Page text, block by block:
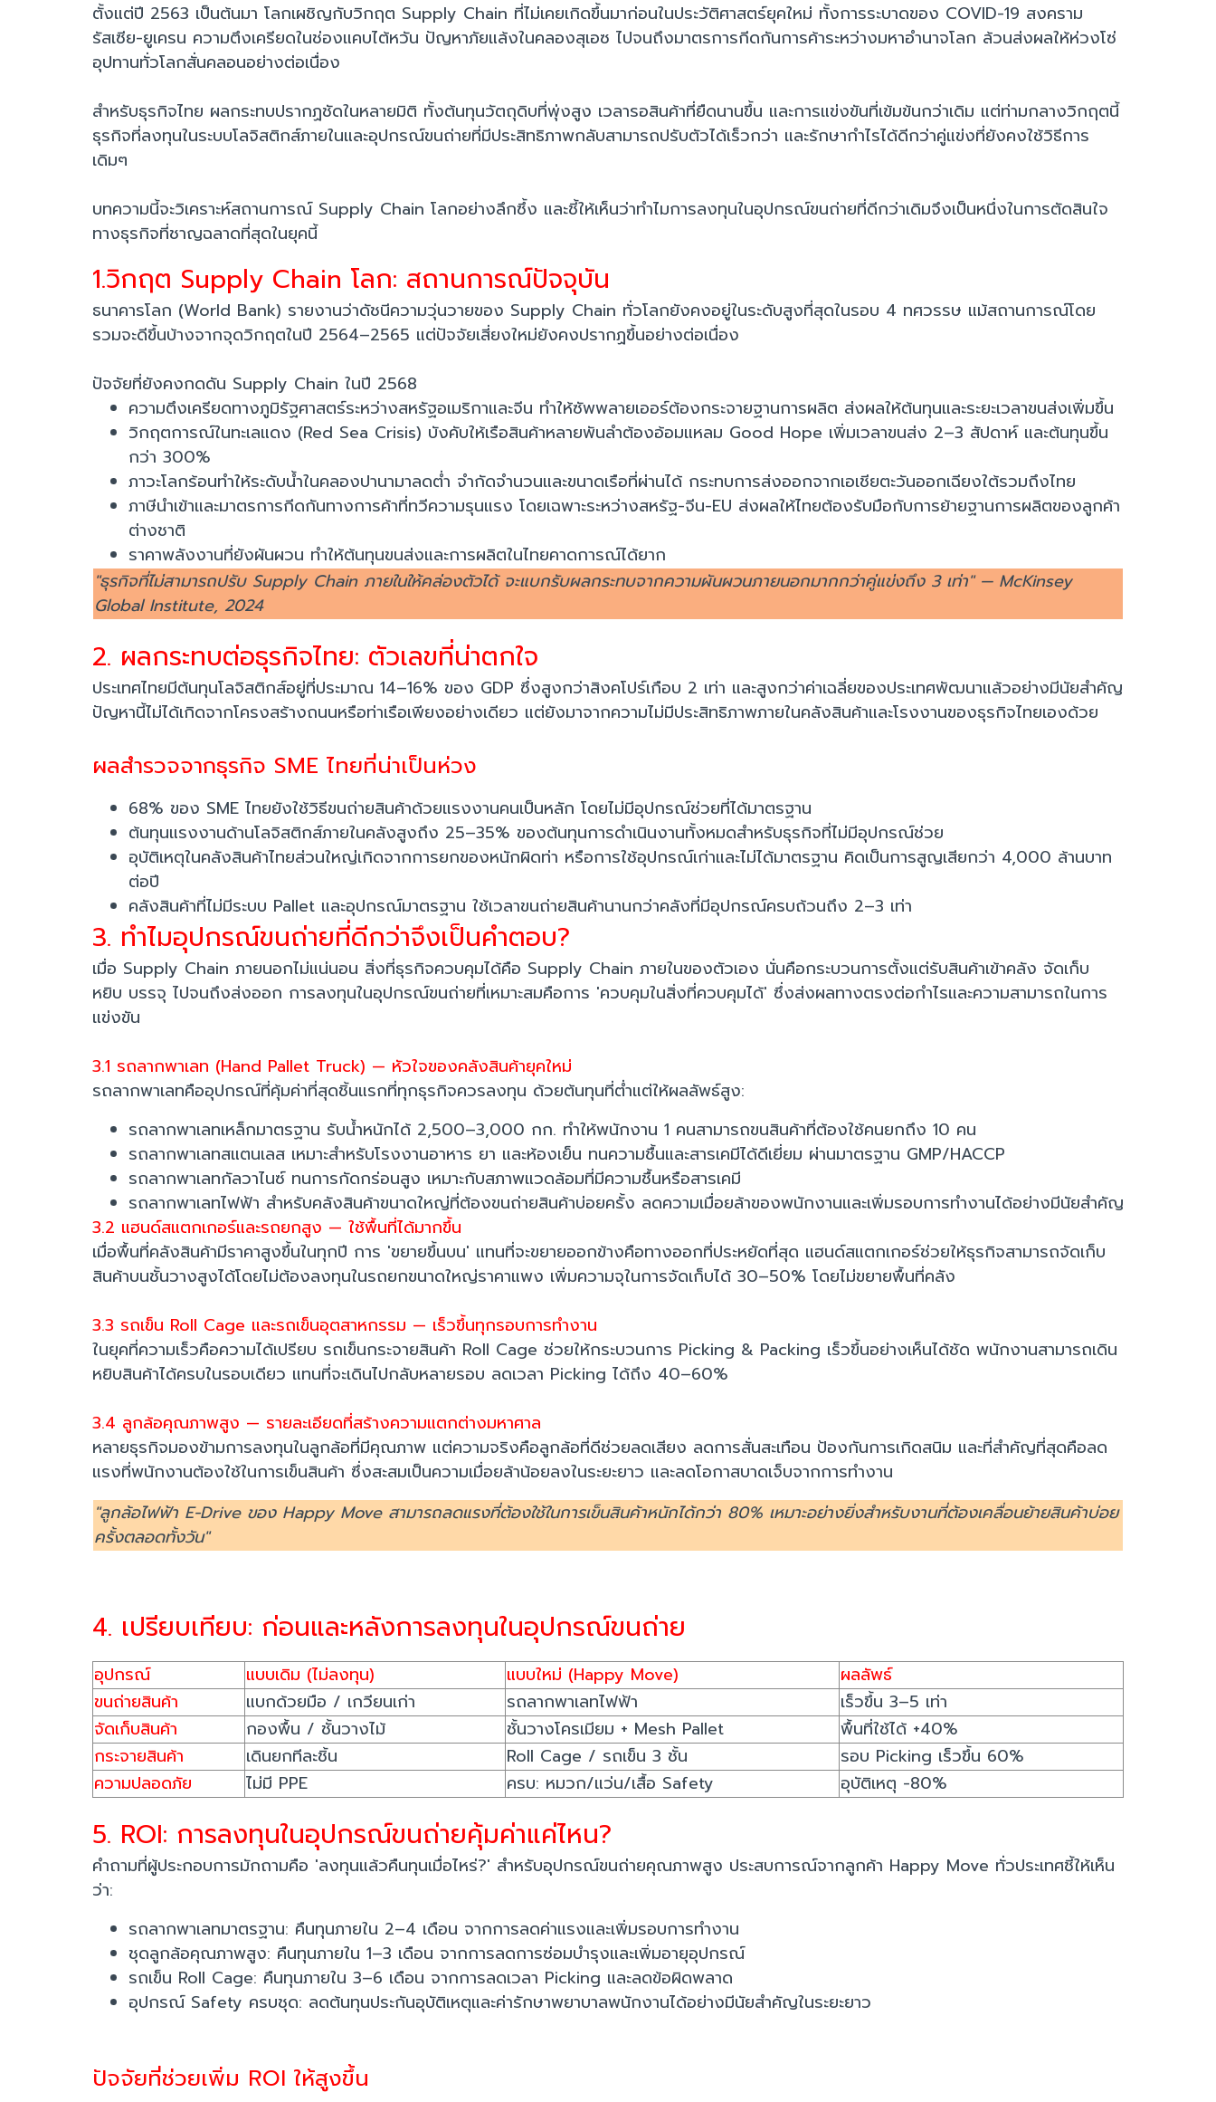
ตั้งแต่ปี 2563 เป็นต้นมา โลกเผชิญกับวิกฤต Supply Chain ที่ไม่เคยเกิดขึ้นมาก่อนในประวัติศาสตร์ยุคใหม่ ทั้งการระบาดของ COVID-19 สงคราม
รัสเซีย-ยูเครน ความตึงเครียดในช่องแคบไต้หวัน ปัญหาภัยแล้งในคลองสุเอซ ไปจนถึงมาตรการกีดกันการค้าระหว่างมหาอำนาจโลก ล้วนส่งผลให้ห่วงโซ่
อุปทานทั่วโลกสั่นคลอนอย่างต่อเนื่อง
สำหรับธุรกิจไทย ผลกระทบปรากฏชัดในหลายมิติ ทั้งต้นทุนวัตถุดิบที่พุ่งสูง เวลารอสินค้าที่ยืดนานขึ้น และการแข่งขันที่เข้มข้นกว่าเดิม แต่ท่ามกลางวิกฤตนี้
ธุรกิจที่ลงทุนในระบบโลจิสติกส์ภายในและอุปกรณ์ขนถ่ายที่มีประสิทธิภาพกลับสามารถปรับตัวได้เร็วกว่า และรักษากำไรได้ดีกว่าคู่แข่งที่ยังคงใช้วิธีการ
เดิมๆ
บทความนี้จะวิเคราะห์สถานการณ์ Supply Chain โลกอย่างลึกซึ้ง และชี้ให้เห็นว่าทำไมการลงทุนในอุปกรณ์ขนถ่ายที่ดีกว่าเดิมจึงเป็นหนึ่งในการตัดสินใจ
ทางธุรกิจที่ชาญฉลาดที่สุดในยุคนี้
1.วิกฤต Supply Chain โลก: สถานการณ์ปัจจุบัน
ธนาคารโลก (World Bank) รายงานว่าดัชนีความวุ่นวายของ Supply Chain ทั่วโลกยังคงอยู่ในระดับสูงที่สุดในรอบ 4 ทศวรรษ แม้สถานการณ์โดย
รวมจะดีขึ้นบ้างจากจุดวิกฤตในปี 2564–2565 แต่ปัจจัยเสี่ยงใหม่ยังคงปรากฏขึ้นอย่างต่อเนื่อง
ปัจจัยที่ยังคงกดดัน Supply Chain ในปี 2568
ความตึงเครียดทางภูมิรัฐศาสตร์ระหว่างสหรัฐอเมริกาและจีน ทำให้ซัพพลายเออร์ต้องกระจายฐานการผลิต ส่งผลให้ต้นทุนและระยะเวลาขนส่งเพิ่มขึ้น
วิกฤตการณ์ในทะเลแดง (Red Sea Crisis) บังคับให้เรือสินค้าหลายพันลำต้องอ้อมแหลม Good Hope เพิ่มเวลาขนส่ง 2–3 สัปดาห์ และต้นทุนขึ้น
กว่า 300%
ภาวะโลกร้อนทำให้ระดับน้ำในคลองปานามาลดต่ำ จำกัดจำนวนและขนาดเรือที่ผ่านได้ กระทบการส่งออกจากเอเชียตะวันออกเฉียงใต้รวมถึงไทย
ภาษีนำเข้าและมาตรการกีดกันทางการค้าที่ทวีความรุนแรง โดยเฉพาะระหว่างสหรัฐ-จีน-EU ส่งผลให้ไทยต้องรับมือกับการย้ายฐานการผลิตของลูกค้า
ต่างชาติ
ราคาพลังงานที่ยังผันผวน ทำให้ต้นทุนขนส่งและการผลิตในไทยคาดการณ์ได้ยาก
"ธุรกิจที่ไม่สามารถปรับ Supply Chain ภายในให้คล่องตัวได้ จะแบกรับผลกระทบจากความผันผวนภายนอกมากกว่าคู่แข่งถึง 3 เท่า" — McKinsey
Global Institute, 2024
2. ผลกระทบต่อธุรกิจไทย: ตัวเลขที่น่าตกใจ
ประเทศไทยมีต้นทุนโลจิสติกส์อยู่ที่ประมาณ 14–16% ของ GDP ซึ่งสูงกว่าสิงคโปร์เกือบ 2 เท่า และสูงกว่าค่าเฉลี่ยของประเทศพัฒนาแล้วอย่างมีนัยสำคัญ
ปัญหานี้ไม่ได้เกิดจากโครงสร้างถนนหรือท่าเรือเพียงอย่างเดียว แต่ยังมาจากความไม่มีประสิทธิภาพภายในคลังสินค้าและโรงงานของธุรกิจไทยเองด้วย
ผลสำรวจจากธุรกิจ SME ไทยที่น่าเป็นห่วง
68% ของ SME ไทยยังใช้วิธีขนถ่ายสินค้าด้วยแรงงานคนเป็นหลัก โดยไม่มีอุปกรณ์ช่วยที่ได้มาตรฐาน
ต้นทุนแรงงานด้านโลจิสติกส์ภายในคลังสูงถึง 25–35% ของต้นทุนการดำเนินงานทั้งหมดสำหรับธุรกิจที่ไม่มีอุปกรณ์ช่วย
อุบัติเหตุในคลังสินค้าไทยส่วนใหญ่เกิดจากการยกของหนักผิดท่า หรือการใช้อุปกรณ์เก่าและไม่ได้มาตรฐาน คิดเป็นการสูญเสียกว่า 4,000 ล้านบาท
ต่อปี
คลังสินค้าที่ไม่มีระบบ Pallet และอุปกรณ์มาตรฐาน ใช้เวลาขนถ่ายสินค้านานกว่าคลังที่มีอุปกรณ์ครบถ้วนถึง 2–3 เท่า
3. ทำไมอุปกรณ์ขนถ่ายที่ดีกว่าจึงเป็นคำตอบ?
เมื่อ Supply Chain ภายนอกไม่แน่นอน สิ่งที่ธุรกิจควบคุมได้คือ Supply Chain ภายในของตัวเอง นั่นคือกระบวนการตั้งแต่รับสินค้าเข้าคลัง จัดเก็บ
หยิบ บรรจุ ไปจนถึงส่งออก การลงทุนในอุปกรณ์ขนถ่ายที่เหมาะสมคือการ 'ควบคุมในสิ่งที่ควบคุมได้' ซึ่งส่งผลทางตรงต่อกำไรและความสามารถในการ
แข่งขัน
3.1 รถลากพาเลท (Hand Pallet Truck) — หัวใจของคลังสินค้ายุคใหม่
รถลากพาเลทคืออุปกรณ์ที่คุ้มค่าที่สุดชิ้นแรกที่ทุกธุรกิจควรลงทุน ด้วยต้นทุนที่ต่ำแต่ให้ผลลัพธ์สูง:
รถลากพาเลทเหล็กมาตรฐาน รับน้ำหนักได้ 2,500–3,000 กก. ทำให้พนักงาน 1 คนสามารถขนสินค้าที่ต้องใช้คนยกถึง 10 คน
รถลากพาเลทสแตนเลส เหมาะสำหรับโรงงานอาหาร ยา และห้องเย็น ทนความชื้นและสารเคมีได้ดีเยี่ยม ผ่านมาตรฐาน GMP/HACCP
รถลากพาเลทกัลวาไนซ์ ทนการกัดกร่อนสูง เหมาะกับสภาพแวดล้อมที่มีความชื้นหรือสารเคมี
รถลากพาเลทไฟฟ้า สำหรับคลังสินค้าขนาดใหญ่ที่ต้องขนถ่ายสินค้าบ่อยครั้ง ลดความเมื่อยล้าของพนักงานและเพิ่มรอบการทำงานได้อย่างมีนัยสำคัญ
3.2 แฮนด์สแตกเกอร์และรถยกสูง — ใช้พื้นที่ได้มากขึ้น
เมื่อพื้นที่คลังสินค้ามีราคาสูงขึ้นในทุกปี การ 'ขยายขึ้นบน' แทนที่จะขยายออกข้างคือทางออกที่ประหยัดที่สุด แฮนด์สแตกเกอร์ช่วยให้ธุรกิจสามารถจัดเก็บ
สินค้าบนชั้นวางสูงได้โดยไม่ต้องลงทุนในรถยกขนาดใหญ่ราคาแพง เพิ่มความจุในการจัดเก็บได้ 30–50% โดยไม่ขยายพื้นที่คลัง
3.3 รถเข็น Roll Cage และรถเข็นอุตสาหกรรม — เร็วขึ้นทุกรอบการทำงาน
ในยุคที่ความเร็วคือความได้เปรียบ รถเข็นกระจายสินค้า Roll Cage ช่วยให้กระบวนการ Picking & Packing เร็วขึ้นอย่างเห็นได้ชัด พนักงานสามารถเดิน
หยิบสินค้าได้ครบในรอบเดียว แทนที่จะเดินไปกลับหลายรอบ ลดเวลา Picking ได้ถึง 40–60%
3.4 ลูกล้อคุณภาพสูง — รายละเอียดที่สร้างความแตกต่างมหาศาล
หลายธุรกิจมองข้ามการลงทุนในลูกล้อที่มีคุณภาพ แต่ความจริงคือลูกล้อที่ดีช่วยลดเสียง ลดการสั่นสะเทือน ป้องกันการเกิดสนิม และที่สำคัญที่สุดคือลด
แรงที่พนักงานต้องใช้ในการเข็นสินค้า ซึ่งสะสมเป็นความเมื่อยล้าน้อยลงในระยะยาว และลดโอกาสบาดเจ็บจากการทำงาน
"ลูกล้อไฟฟ้า E-Drive ของ Happy Move สามารถลดแรงที่ต้องใช้ในการเข็นสินค้าหนักได้กว่า 80% เหมาะอย่างยิ่งสำหรับงานที่ต้องเคลื่อนย้ายสินค้าบ่อย
ครั้งตลอดทั้งวัน"
4. เปรียบเทียบ: ก่อนและหลังการลงทุนในอุปกรณ์ขนถ่าย
อุปกรณ์ แบบเดิม (ไม่ลงทุน) แบบใหม่ (Happy Move)
ผลลัพธ์
ขนถ่ายสินค้า
แบกด้วยมือ / เกวียนเก่า รถลากพาเลทไฟฟ้า
เร็วขึ้น 3–5 เท่า
จัดเก็บสินค้า
กองพื้น / ชั้นวางไม้ ชั้นวางโครเมียม + Mesh Pallet
พื้นที่ใช้ได้ +40%
กระจายสินค้า
เดินยกทีละชิ้น Roll Cage / รถเข็น 3 ชั้น
รอบ Picking เร็วขึ้น 60%
ความปลอดภัย
ไม่มี PPE ครบ: หมวก/แว่น/เสื้อ Safety อุบัติเหตุ -80%
5. ROI: การลงทุนในอุปกรณ์ขนถ่ายคุ้มค่าแค่ไหน?
คำถามที่ผู้ประกอบการมักถามคือ 'ลงทุนแล้วคืนทุนเมื่อไหร่?' สำหรับอุปกรณ์ขนถ่ายคุณภาพสูง ประสบการณ์จากลูกค้า Happy Move ทั่วประเทศชี้ให้เห็น
ว่า:
รถลากพาเลทมาตรฐาน: คืนทุนภายใน 2–4 เดือน จากการลดค่าแรงและเพิ่มรอบการทำงาน
ชุดลูกล้อคุณภาพสูง: คืนทุนภายใน 1–3 เดือน จากการลดการซ่อมบำรุงและเพิ่มอายุอุปกรณ์
รถเข็น Roll Cage: คืนทุนภายใน 3–6 เดือน จากการลดเวลา Picking และลดข้อผิดพลาด
อุปกรณ์ Safety ครบชุด: ลดต้นทุนประกันอุบัติเหตุและค่ารักษาพยาบาลพนักงานได้อย่างมีนัยสำคัญในระยะยาว
ปัจจัยที่ช่วยเพิ่ม ROI ให้สูงขึ้น